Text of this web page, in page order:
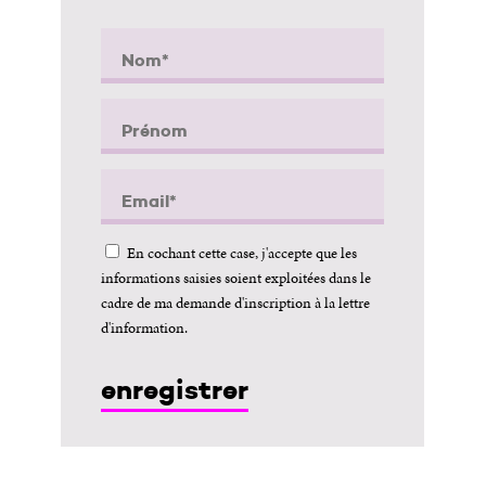
En cochant cette case, j'accepte que les
informations saisies soient exploitées dans le
cadre de ma demande d'inscription à la lettre
d'information.